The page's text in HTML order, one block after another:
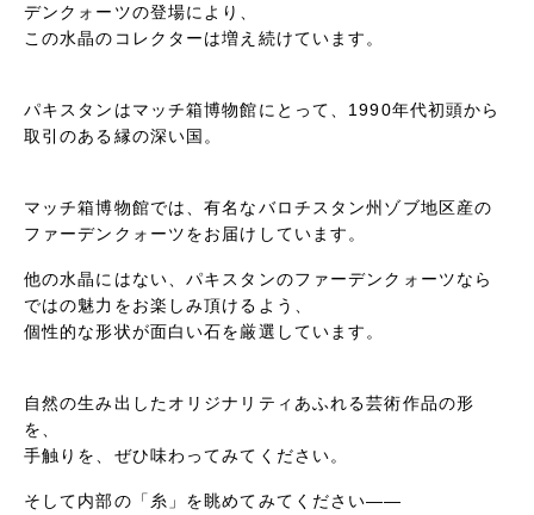
デンクォーツの登場により、
この水晶のコレクターは増え続けています。
パキスタンはマッチ箱博物館にとって、1990年代初頭から
取引のある縁の深い国。
マッチ箱博物館では、有名なバロチスタン州ゾブ地区産の
ファーデンクォーツをお届けしています。
他の水晶にはない、パキスタンのファーデンクォーツなら
ではの魅力をお楽しみ頂けるよう、
個性的な形状が面白い石を厳選しています。
自然の生み出したオリジナリティあふれる芸術作品の形
を、
手触りを、ぜひ味わってみてください。
そして内部の「糸」を眺めてみてください——